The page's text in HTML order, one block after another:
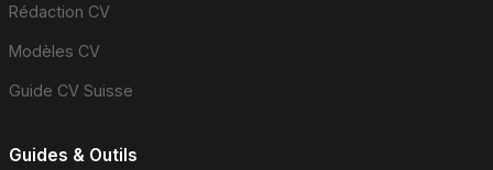
Rédaction CV
Modèles CV
Guide CV Suisse
Guides & Outils